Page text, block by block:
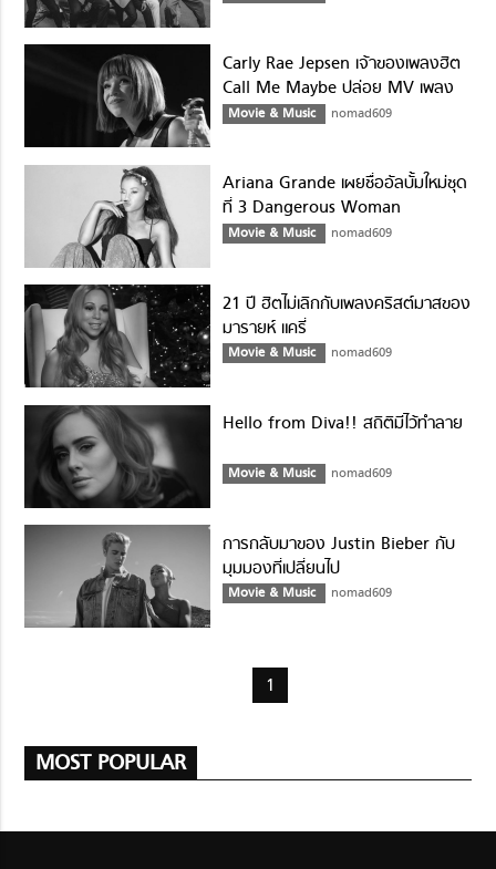
Carly Rae Jepsen เจ้าของเพลงฮิต
Call Me Maybe ปล่อย MV เพลง
ใหม่แล้ว!!
Movie & Music nomad609
Ariana Grande เผยชื่ออัลบั้มใหม่ชุด
ที่ 3 Dangerous Woman
Movie & Music nomad609
21 ปี ฮิตไม่เลิกกับเพลงคริสต์มาสของ
มารายห์ แครี่
Movie & Music nomad609
Hello from Diva!! สถิติมีไว้ทำลาย
Movie & Music nomad609
การกลับมาของ Justin Bieber กับ
มุมมองที่เปลี่ยนไป
Movie & Music nomad609
1
MOST POPULAR